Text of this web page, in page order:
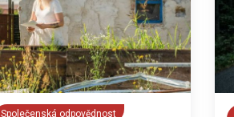
Společenská odpovědnost